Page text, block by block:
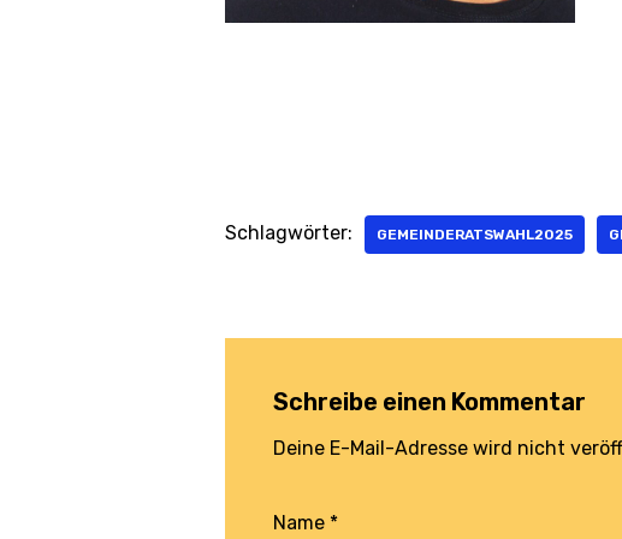
Schlagwörter: GEMEINDERATSWAHL2025
Schreibe einen Kommentar
Deine E-Mail-Adresse wird nicht
Name *